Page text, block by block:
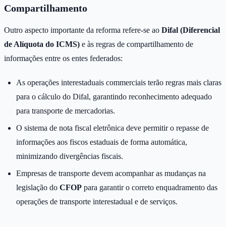
Compartilhamento
Outro aspecto importante da reforma refere-se ao Difal (Diferencial
de Alíquota do ICMS) e às regras de compartilhamento de
informações entre os entes federados:
As operações interestaduais commerciais terão regras mais claras
para o cálculo do Difal, garantindo reconhecimento adequado
para transporte de mercadorias.
O sistema de nota fiscal eletrônica deve permitir o repasse de
informações aos fiscos estaduais de forma automática,
minimizando divergências fiscais.
Empresas de transporte devem acompanhar as mudanças na
legislação do CFOP para garantir o correto enquadramento das
operações de transporte interestadual e de serviços.